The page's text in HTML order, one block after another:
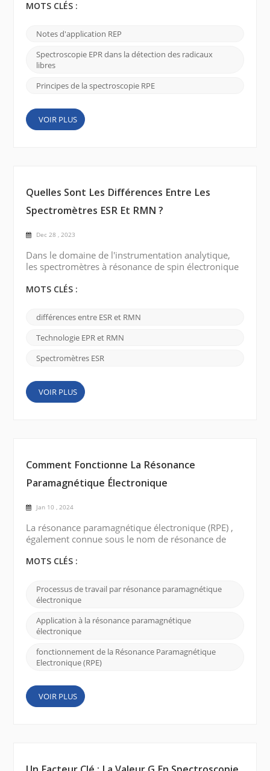
processus chimiques et biologiques. Comprendre
essentiel pour étudier leur implication dans la
progression de la maladie, la pollution de
l'environnement et d'autres systèmes biologiques et
chimiques. Image v...
MOTS CLÉS :
Notes d'application REP
Spectroscopie EPR dans la détection des radicaux
libres
Principes de la spectroscopie RPE
VOIR PLUS
Quelles Sont Les Différences Entre Les
Spectromètres ESR Et RMN ?
Dec 28 , 2023
Dans le domaine de l'instrumentation analytique,
les spectromètres à résonance de spin électronique
nucléaire (RMN) jouent un rôle important. Bien
des différences significatives entre les deux
techniques. Spectromètre ESR : Les spectromètres
à résonance de spin électronique (ESR) sont utilisé...
MOTS CLÉS :
différences entre ESR et RMN
Technologie EPR et RMN
Spectromètres ESR
VOIR PLUS
Comment Fonctionne La Résonance
Paramagnétique Électronique
Jan 10 , 2024
La résonance paramagnétique électronique (RPE) ,
également connue sous le nom de résonance de
pour étudier les propriétés magnétiques de
Voici une brève explication du fonctionnement de la
résonance paramagnétique électronique : Électrons
non appariés : De nombreux matériaux, tels que les
ions ...
MOTS CLÉS :
Processus de travail par résonance paramagnétique
électronique
Application à la résonance paramagnétique
électronique
fonctionnement de la Résonance Paramagnétique
Electronique (RPE)
VOIR PLUS